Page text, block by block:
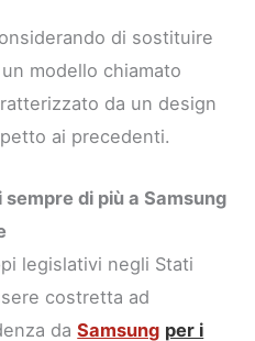
di sostituire
modello chiamato
da un design
ai precedenti.
di più a Samsung
legislativi negli Stati
costretta ad
daSamsung per i